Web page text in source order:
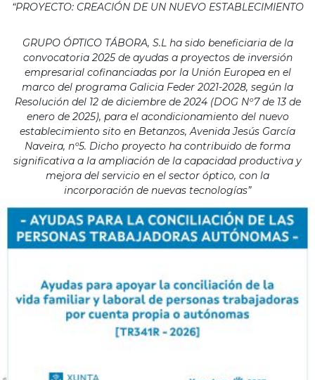
“PROYECTO: CREACIÓN DE UN NUEVO ESTABLECIMIENTO
GRUPO ÓPTICO TÁBORA, S.L ha sido beneficiaria de la
convocatoria 2025 de ayudas a proyectos de inversión
empresarial cofinanciadas por la Unión Europea en el
marco del programa Galicia Feder 2021-2028, según la
Resolución del 12 de diciembre de 2024 (DOG Nº7 de 13 de
enero de 2025), para el acondicionamiento del nuevo
establecimiento sito en Betanzos, Avenida Jesús García
Naveira, nº5. Dicho proyecto ha contribuido de forma
significativa a la ampliación de la capacidad productiva y
mejora del servicio en el sector óptico, con la
incorporación de nuevas tecnologías”